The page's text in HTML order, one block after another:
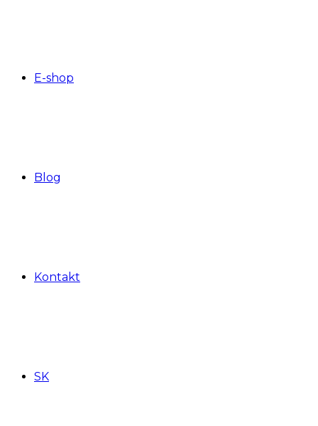
E-shop
Blog
Kontakt
SK